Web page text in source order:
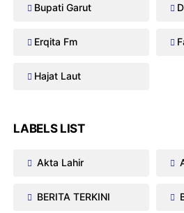
Bupati Garut
Erqita Fm
Hajat Laut
LABELS LIST
Akta Lahir
BERITA TERKINI